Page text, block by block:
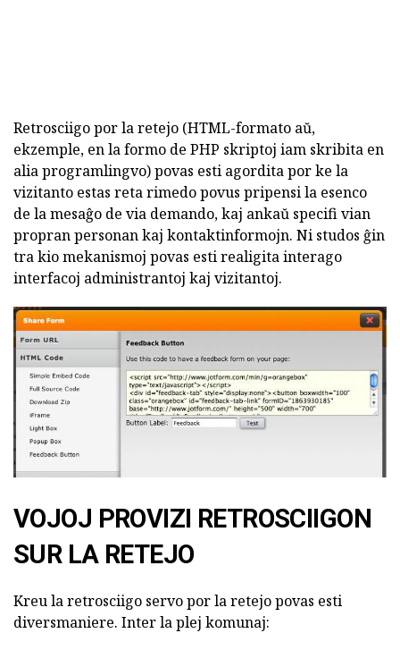
Retrosciigo por la retejo (HTML-formato aŭ,
ekzemple, en la formo de PHP skriptoj iam skribita en
alia programlingvo) povas esti agordita por ke la
vizitanto estas reta rimedo povus pripensi la esenco
de la mesaĝo de via demando, kaj ankaŭ specifi vian
propran personan kaj kontaktinformojn. Ni studos ĝin
tra kio mekanismoj povas esti realigita interago
interfacoj administrantoj kaj vizitantoj.
VOJOJ PROVIZI RETROSCIIGON
SUR LA RETEJO
Kreu la retrosciigo servo por la retejo povas esti
diversmaniere. Inter la plej komunaj: